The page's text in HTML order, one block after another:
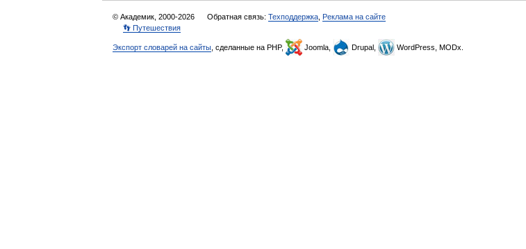
© Академик, 2000-2026 Обратная связь: Техподдержка Реклама на сайте
👣 Путешествия
Экспорт словарей на сайты , сделанные на PHP, Joomla, Drupal, WordPress, MODx.